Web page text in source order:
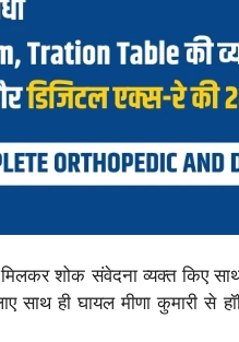
शोक संवेदना व्यक्त किए
साथ ही घायल मीणा कुमारी